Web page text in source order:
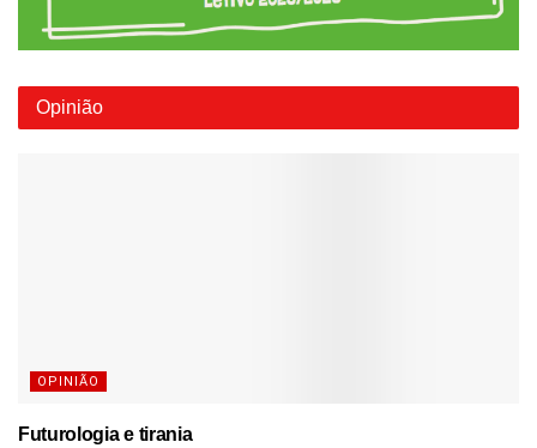
Opinião
OPINIÃO
Futurologia e tirania